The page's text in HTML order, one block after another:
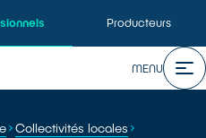
Producteurs
MENU
Collectivités locales